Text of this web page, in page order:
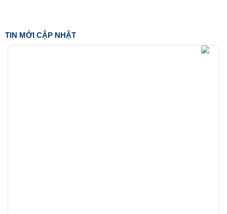
TIN MỚI CẬP NHẬT